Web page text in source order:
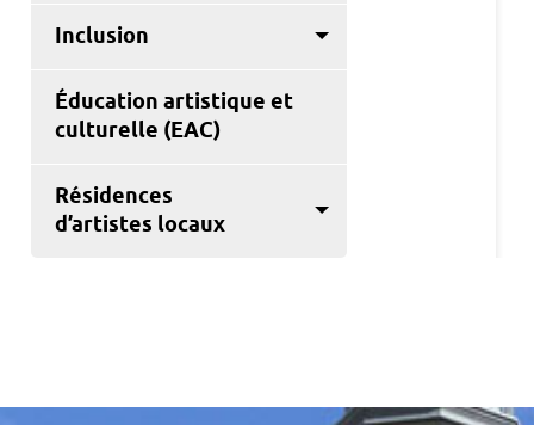
Inclusion
Éducation artistique et
culturelle (EAC)
Résidences
d’artistes locaux